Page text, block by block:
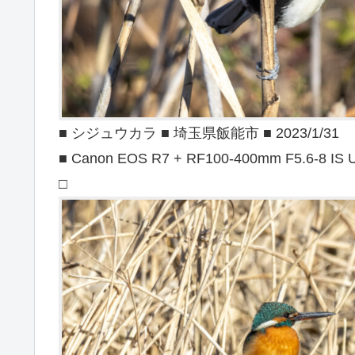
■ シジュウカラ ■ 埼玉県飯能市 ■ 2023/1/31
■ Canon EOS R7 + RF100-400mm F5.6-8 IS
□